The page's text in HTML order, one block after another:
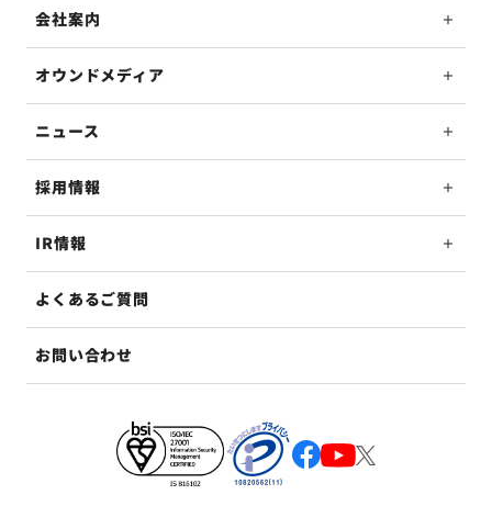
会社案内
オウンドメディア
ニュース
採用情報
IR情報
よくあるご質問
お問い合わせ